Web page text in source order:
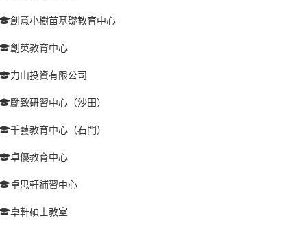
創意小樹苗基礎教育中心
創英教育中心
力山投資有限公司
勵致研習中心（沙田）
千藝教育中心（石門）
卓優教育中心
卓思軒補習中心
卓軒碩士教室